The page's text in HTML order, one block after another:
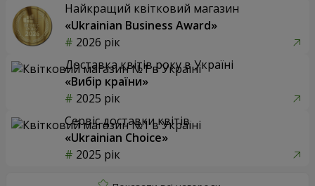
Найкращий квітковий магазин
«Ukrainian Business Award»
2026 рік
Доставка квітів року в Україні
«Вибір країни»
2025 рік
Сервіс доставки квітів
«Ukrainian Choice»
2025 рік